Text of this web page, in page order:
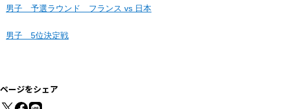
男子 予選ラウンド フランス vs 日本
男子 5位決定戦
ページをシェア